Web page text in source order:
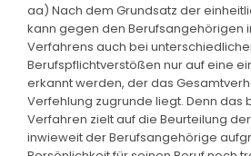
aa) Nach dem Grundsatz der
kann gegen den Berufsangehörigen
Verfahrens auch bei
Berufspflichtverstößen nur auf eine
erkannt werden, der das
Verfehlung zugrunde liegt. Denn das
Verfahren zielt auf die Beurteilung
inwieweit der Berufsangehörige